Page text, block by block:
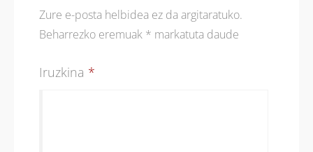
Zure e-posta helbidea ez da argitaratuko.
Beharrezko eremuak * markatuta daude
Iruzkina *